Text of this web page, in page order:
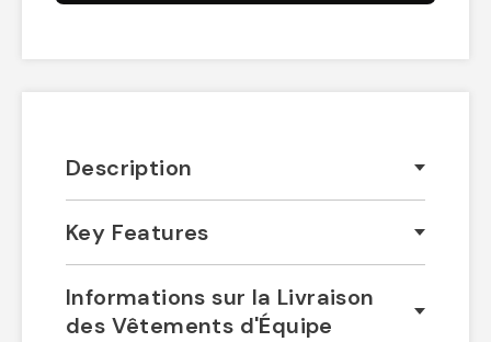
Description
Key Features
Informations sur la Livraison
des Vêtements d'Équipe